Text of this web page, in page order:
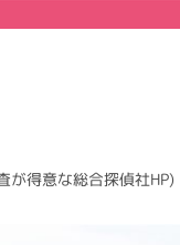
が得意な総合探偵社HP)